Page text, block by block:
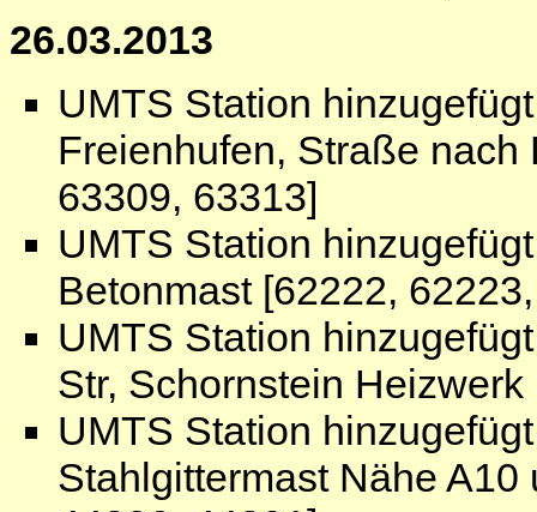
26.03.2013
UMTS Station
Freienhufen, Straße nach
63309, 63313]
UMTS Station
Betonmast [62222,
UMTS Station
Str, Schornstein
UMTS Station
Stahlgittermast Nähe